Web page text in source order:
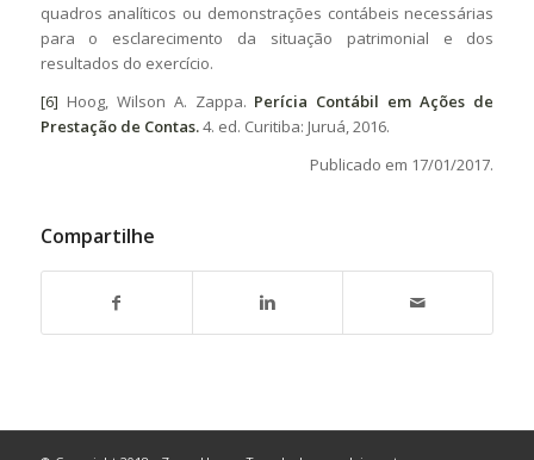
quadros analíticos ou demonstrações contábeis necessárias
para o esclarecimento da situação patrimonial e dos
resultados do exercício.
[6] Hoog, Wilson A. Zappa. Perícia Contábil em Ações de
Prestação de Contas.4. ed. Curitiba: Juruá, 2016.
Publicado em 17/01/2017.
Compartilhe